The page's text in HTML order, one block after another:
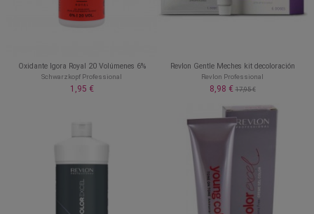
Oxidante Igora Royal 20 Volúmenes 6%
Schwarzkopf Professional
1,95 €
Revlon Gentle Meches kit decoloración
Revlon Professional
8,98 €17,95 €